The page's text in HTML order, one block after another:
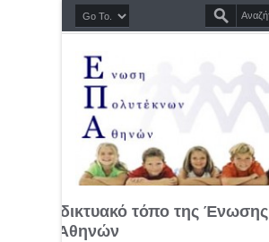
διαδικτυακό τόπο της Ένωσης
Αθηνών